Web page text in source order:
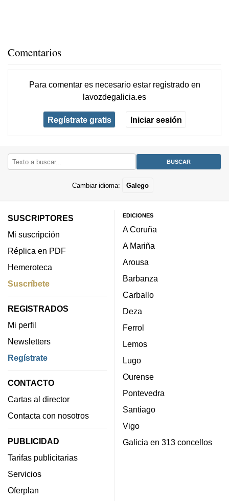
Comentarios
Para comentar es necesario estar registradoen
lavozdegalicia.es
Regístrate gratis Iniciar sesión
Cambiar idioma: Galego
SUSCRIPTORES
Mi suscripción
Réplica en PDF
Hemeroteca
Suscríbete
REGISTRADOS
Mi perfil
Newsletters
Regístrate
CONTACTO
Cartas al director
Contacta con nosotros
PUBLICIDAD
Tarifas publicitarias
Servicios
Oferplan
EDICIONES
A Coruña
A Mariña
Arousa
Barbanza
Carballo
Deza
Ferrol
Lemos
Lugo
Ourense
Pontevedra
Santiago
Vigo
Galicia en 313 concellos